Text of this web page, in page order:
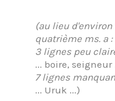
(au lieu
quatrième ms. a :
3 lignes peu
... boire, seigneur
7 lignes
... Uruk ...)